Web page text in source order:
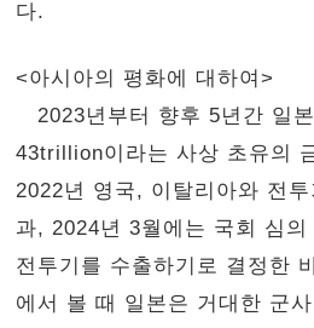
다.
<아시아의 평화에 대하여>
2023년부터 향후 5년간 일
43trillion이라는 사상 초유의
2022년 영국, 이탈리아와 전
과, 2024년 3월에는 국회 심
전투기를 수출하기로 결정한
에서 볼 때 일본은 거대한 군